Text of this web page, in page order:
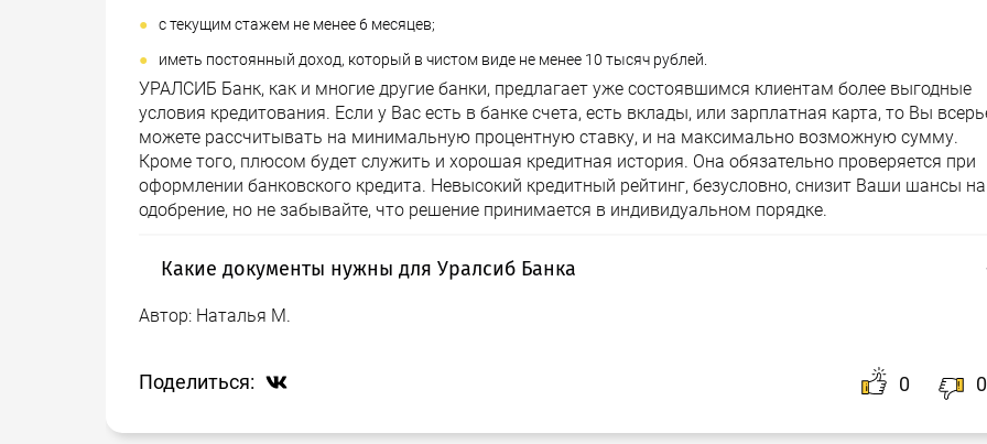
с текущим стажем не менее 6 месяцев;
иметь постоянный доход, который в чистом виде не менее 10 тысяч рублей.
УРАЛСИБ Банк, как и многие другие банки, предлагает уже состоявшимся клиентам более выгодные
условия кредитования. Если у Вас есть в банке счета, есть вклады, или зарплатная карта, то Вы
можете рассчитывать на минимальную процентную ставку, и на максимально возможную сумму.
Кроме того, плюсом будет служить и хорошая кредитная история. Она обязательно проверяется при
оформлении банковского кредита. Невысокий кредитный рейтинг, безусловно, снизит Ваши шансы на
одобрение, но не забывайте, что решение принимается в индивидуальном порядке.
Какие документы нужны для Уралсиб Банка
В пакет документов, необходимых для оформления потребительского кредита в Уралсиб Банке
общероссийский паспорт;
Автор: Наталья М.
Поделиться: 0 0